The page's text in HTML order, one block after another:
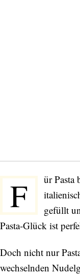
F
ür Pasta
gefüllt
Pasta-Glück ist
Doch nicht nur
wechselnden